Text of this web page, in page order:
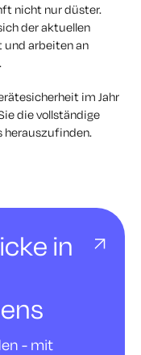
nicht nur düster.
der aktuellen
und arbeiten an
im Jahr
die vollständige
herauszufinden.
in
- mit